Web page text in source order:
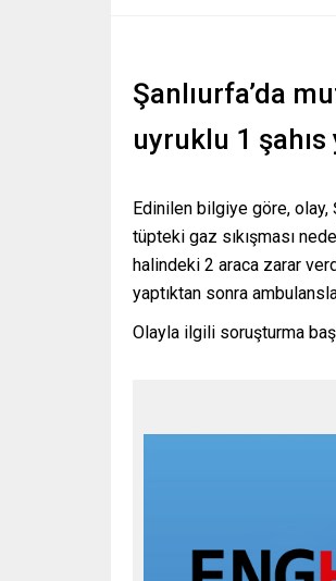
Şanlıurfa’da
uyruklu 1
Edinilen bilgiye göre, olay,
tüpteki gaz sıkışması
halindeki 2 araca zarar
yaptıktan sonra
Olayla ilgili soruşturma